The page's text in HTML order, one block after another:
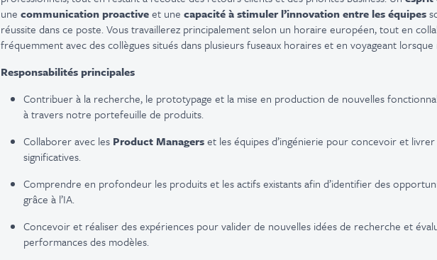
une communication proactiveet une capacité à stimuler l’innovation entre les équipes
réussite dans ce poste. Vous travaillerez principalement selon un horaire européen, tout en
fréquemment avec des collègues situés dans plusieurs fuseaux horaires et en voyageant lorsque
Responsabilités principales
Contribuer à la recherche, le prototypage et la mise en production de nouvelles
à travers notre portefeuille de produits.
Collaborer avec les Product Managerset les équipes d’ingénierie pour concevoir et
significatives.
Comprendre en profondeur les produits et les actifs existants afin d’identifier des
grâce à l’IA.
Concevoir et réaliser des expériences pour valider de nouvelles idées de recherche et
performances des modèles.